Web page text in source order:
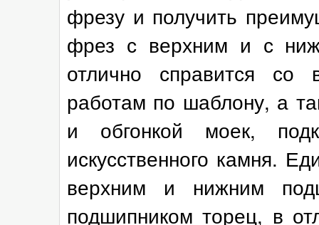
фрезу и получить
фрез с верхним и с
отлично справится со
работам по шаблону, а
и обгонкой моек,
искусственного камня.
верхним и нижним
подшипником торец, в